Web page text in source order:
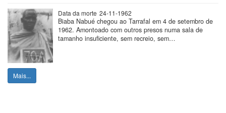
Data da morte 24-11-1962
Biaba Nabué chegou ao Tarrafal em 4 de setembro de
1962. Amontoado com outros presos numa sala de
tamanho insuficiente, sem recreio, sem…
Mais...